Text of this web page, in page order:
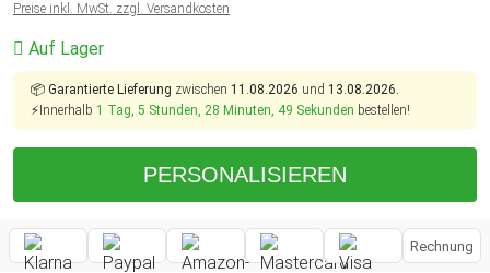
Preise inkl. MwSt. zzgl. Versandkosten
Auf Lager
📦 Garantierte Lieferung zwischen 11.08.2026 und 13.08.2026.
⚡Innerhalb 1 Tag, 5 Stunden, 28 Minuten, 49 Sekunden bestellen!
PERSONALISIEREN
Rechnung